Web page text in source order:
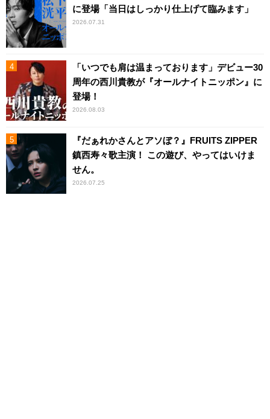
に登場「当日はしっかり仕上げて臨みます」
2026.07.31
「いつでも肩は温まっております」デビュー30
周年の西川貴教が『オールナイトニッポン』に
登場！
2026.08.03
『だぁれかさんとアソぼ？』FRUITS ZIPPER
鎮西寿々歌主演！ この遊び、やってはいけま
せん。
2026.07.25